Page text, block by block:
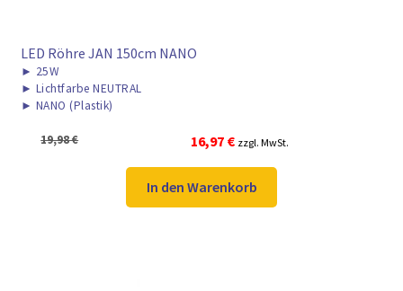
LED Röhre JAN 150cm NANO
► 25W
► Lichtfarbe NEUTRAL
► NANO (Plastik)
19,98€
Ursprünglicher
Preis
war:
19,98 €
16,97 €Aktueller
Preis
ist:
16,97 €.
zzgl. MwSt.
In den Warenkorb